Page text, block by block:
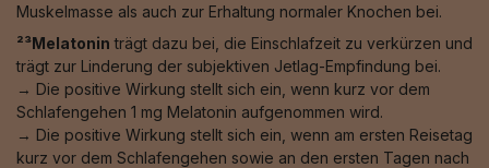
Muskelmasse als auch zur Erhaltung normaler Knochen bei.
²³Melatonin trägt dazu bei, die Einschlafzeit zu verkürzen und
trägt zur Linderung der subjektiven Jetlag-Empfindung bei.
→ Die positive Wirkung stellt sich ein, wenn kurz vor dem
Schlafengehen 1 mg Melatonin aufgenommen wird.
→ Die positive Wirkung stellt sich ein, wenn am ersten Reisetag
kurz vor dem Schlafengehen sowie an den ersten Tagen nach